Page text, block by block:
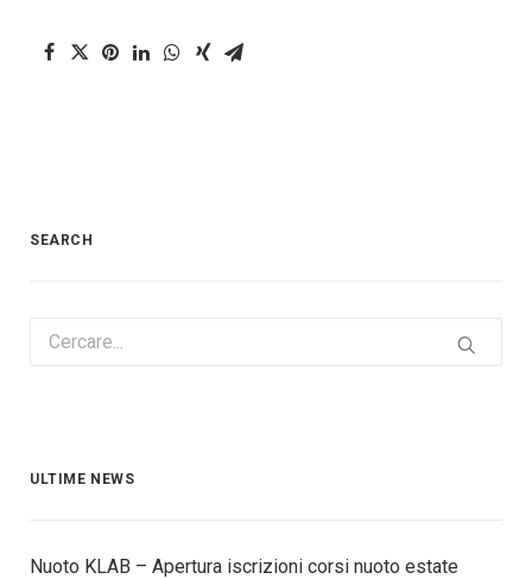
SEARCH
ULTIME NEWS
Nuoto KLAB – Apertura iscrizioni corsi nuoto estate